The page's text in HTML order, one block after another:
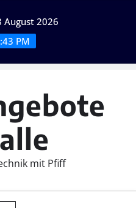
August 2026
PM
mit Pfiff